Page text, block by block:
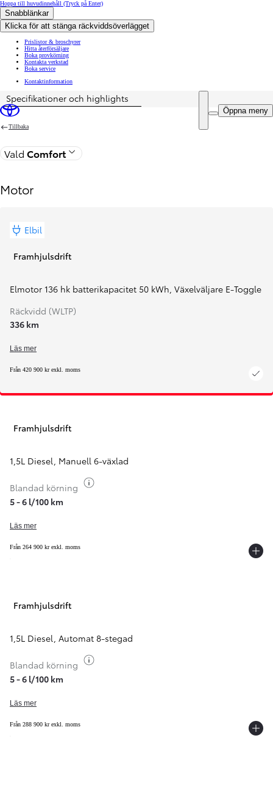
Hoppa till huvudinnehåll (Tryck på Enter)
Snabblänkar
Klicka för att stänga räckviddsöverlägget
Prislistor & broschyrer
Hitta återförsäljare
Boka provkörning
Kontakta verkstad
Boka service
Kontaktinformation
Öppna meny
Pris uppdaterat Priset för din konfiguration är Från 420 900 kr exkl. moms
Specifikationer och highlights
Tillbaka
Vald Comfort
Motor
Elbil
Framhjulsdrift
Elmotor 136 hk batterikapacitet 50 kWh, Växelväljare E-Toggle
Räckvidd (WLTP)
336 km
Läs mer
Från 420 900 kr exkl. moms
Framhjulsdrift
1,5L Diesel, Manuell 6-växlad
Blandad körning
5 - 6 l/100 km
Läs mer
Från 264 900 kr exkl. moms
Framhjulsdrift
1,5L Diesel, Automat 8-stegad
Blandad körning
5 - 6 l/100 km
Läs mer
Från 288 900 kr exkl. moms